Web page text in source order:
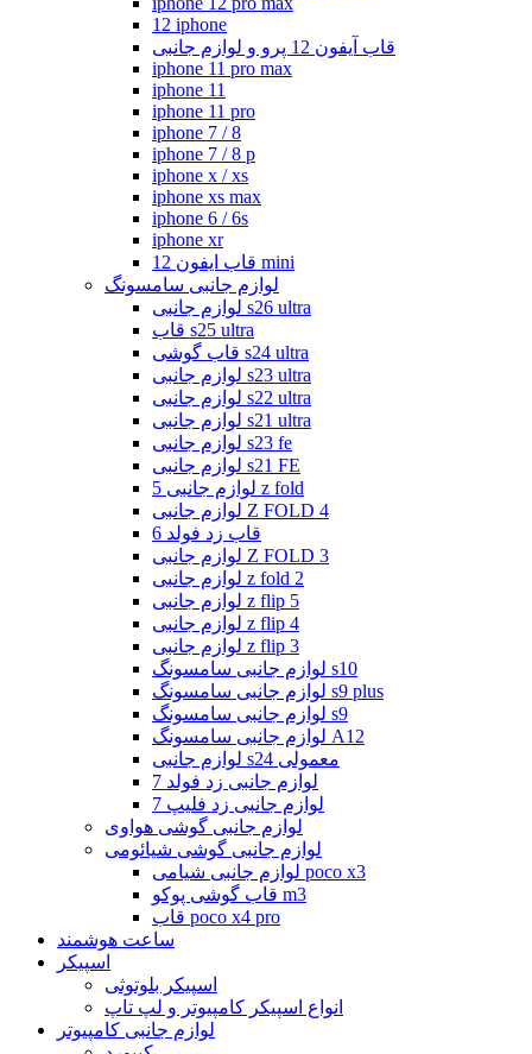
12 iphone
قاب آیفون 12 پرو و لوازم جانبی
iphone 11 pro max
iphone 11
iphone 11 pro
iphone 7 / 8
iphone 7 / 8 p
iphone x / xs
iphone xs max
iphone 6 / 6s
iphone xr
قاب ایفون 12 mini
لوازم جانبی سامسونگ
لوازم جانبی s26 ultra
قاب s25 ultra
قاب گوشی s24 ultra
لوازم جانبی s23 ultra
لوازم جانبی s22 ultra
لوازم جانبی s21 ultra
لوازم جانبی s23 fe
لوازم جانبی s21 FE
لوازم جانبی 5 z fold
لوازم جانبی Z FOLD 4
قاب زد فولد 6
لوازم جانبی Z FOLD 3
لوازم جانبی z fold 2
لوازم جانبی z flip 5
لوازم جانبی z flip 4
لوازم جانبی z flip 3
لوازم جانبی سامسونگ s10
لوازم جانبی سامسونگ s9 plus
لوازم جانبی سامسونگ s9
لوازم جانبی سامسونگ A12
لوازم جانبی s24 معمولی
لوازم جانبی زد فولد 7
لوازم جانبی زد فلیپ 7
لوازم جانبی گوشی هواوی
لوازم جانبی گوشی شیائومی
لوازم جانبی شیامی poco x3
قاب گوشی پوکو m3
قاب poco x4 pro
ساعت هوشمند
اسپیکر
اسپیکر بلوتوثی
انواع اسپیکر کامپیوتر و لپ تاپ
لوازم جانبی کامپیوتر